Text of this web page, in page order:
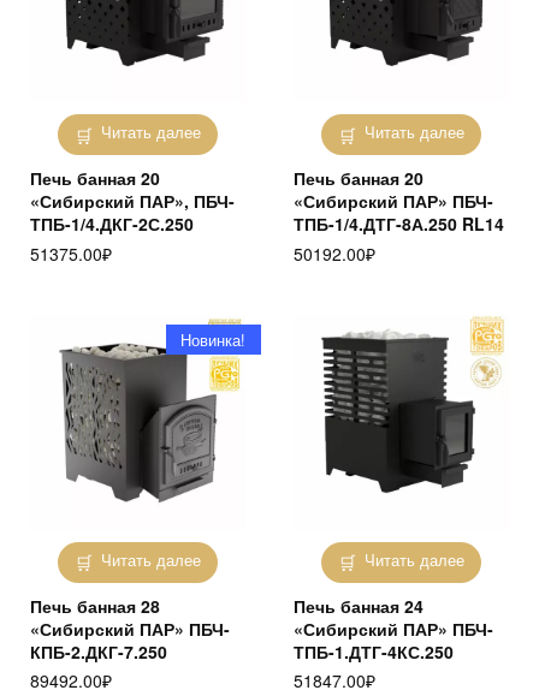
Читать далее
Печь банная 20
«Сибирский ПАР», ПБЧ-
ТПБ-1/4.ДКГ-2С.250
51375.00₽
Читать далее
Печь банная 20
«Сибирский ПАР» ПБЧ-
ТПБ-1/4.ДТГ-8А.250 RL14
50192.00₽
Читать далее
Новинка!
Печь банная 28
«Сибирский ПАР» ПБЧ-
КПБ-2.ДКГ-7.250
89492.00₽
Читать далее
Печь банная 24
«Сибирский ПАР» ПБЧ-
ТПБ-1.ДТГ-4КС.250
51847.00₽